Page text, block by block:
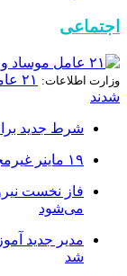
اجتماعی
وزارت اطلاعات:
شدند
شرط جدید
۱۹ ماینر غیرمجاز در مازندران از مدار خارج شد
می‌شود
مدیر جدید
شد